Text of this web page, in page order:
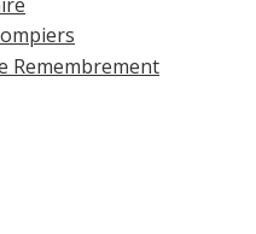
Remembrement